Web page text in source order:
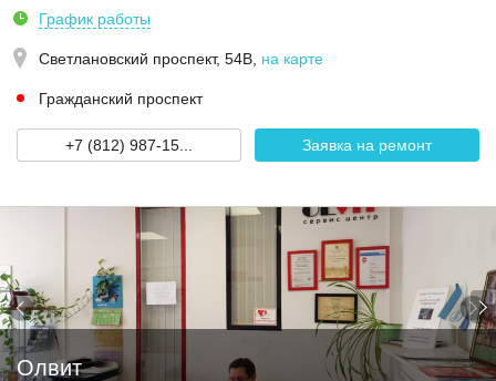
График работы
Светлановский проспект, 54В на карте
Гражданский проспект
+7 (812) 987-15... Заявка на ремонт
Олвит